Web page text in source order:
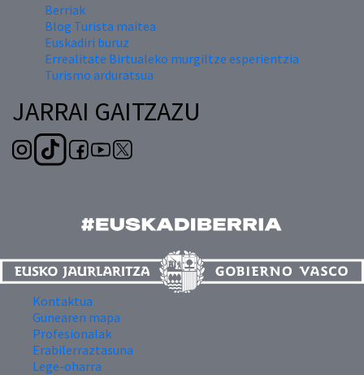
Berriak
Blog Turista maitea
Euskadiri buruz
Errealitate Birtualeko murgiltze esperientzia
Turismo arduratsua
JARRAI GAITZAZU
Kontaktua
Gunearen mapa
Profesionalak
Erabilerraztasuna
Lege-oharra